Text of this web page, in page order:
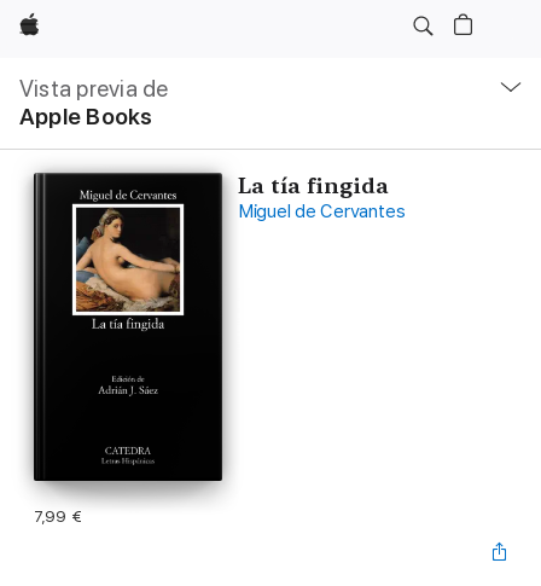
Apple
Vista previa de
Apple Books
local
Abrir
menú
La tía fingida
Miguel de Cervantes
7,99 €